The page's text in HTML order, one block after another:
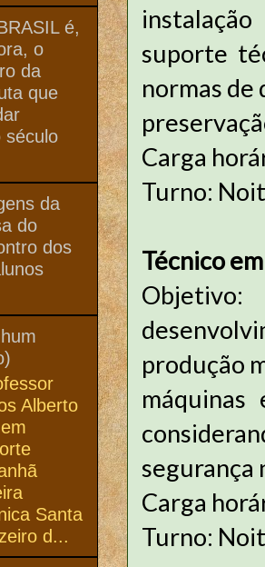
suporte
normas de
Carga
Turno:
Técnico
produção
máquinas
segurança
Carga
Turno:
é,
o
da
que
século
da
do
dos
Alberto
Santa
d...